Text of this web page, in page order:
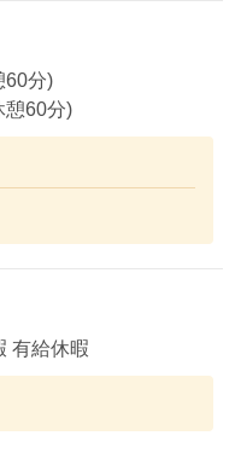
60分)
憩60分)
有給休暇